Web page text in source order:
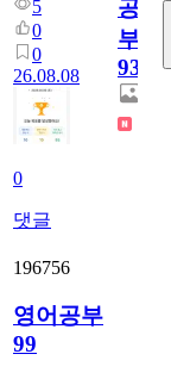
5
0
0
26.08.08
0
댓글
공
부
931
196756
영어공부
99